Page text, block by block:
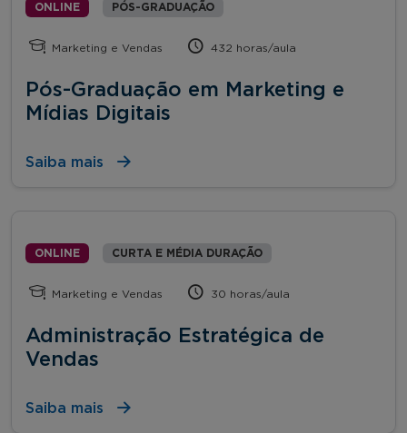
ONLINE PÓS-GRADUAÇÃO
Marketing e Vendas 432 horas/aula
Pós-Graduação em Marketing e
Mídias Digitais
Saiba mais
ONLINE CURTA E MÉDIA DURAÇÃO
Marketing e Vendas 30 horas/aula
Administração Estratégica de
Vendas
Saiba mais